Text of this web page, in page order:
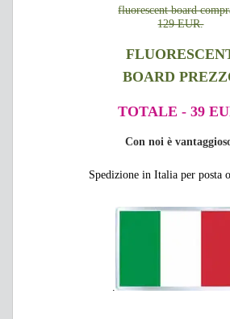
fluorescent board
129 EUR.
BOARD
TOTALE - 39
Con noi è
Spedizione in Italia per posta